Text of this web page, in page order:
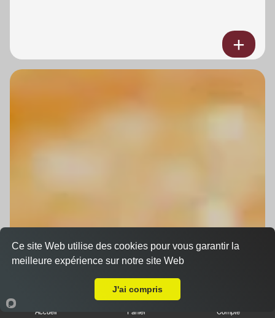
Accueil Panier Compte
Ce site Web utilise des cookies pour vous garantir la
meilleure expérience sur notre site Web
J'ai compris